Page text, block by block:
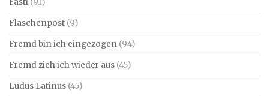
Flaschenpost (9)
Fremd bin ich eingezogen (94)
Fremd zieh ich wieder aus (45)
Ludus Latinus (45)